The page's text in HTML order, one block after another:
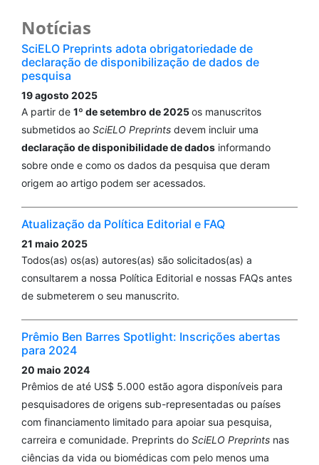
Notícias
SciELO Preprints adota obrigatoriedade de
declaração de disponibilização de dados de
pesquisa
19 agosto 2025
A partir de 1º de setembro de 2025os manuscritos
submetidos ao SciELO Preprints devem incluir uma
declaração de disponibilidade de dados informando
sobre onde e como os dados da pesquisa que deram
origem ao artigo podem ser acessados.
Atualização da Política Editorial e FAQ
21 maio 2025
Todos(as) os(as) autores(as) são solicitados(as) a
consultarem a nossa Política Editorial e nossas FAQs antes
de submeterem o seu manuscrito.
Prêmio Ben Barres Spotlight: Inscrições abertas
para 2024
20 maio 2024
Prêmios de até US$ 5.000 estão agora disponíveis para
pesquisadores de origens sub-representadas ou países
com financiamento limitado para apoiar sua pesquisa,
carreira e comunidade. Preprints do SciELO Preprints nas
ciências da vida ou biomédicas com pelo menos uma